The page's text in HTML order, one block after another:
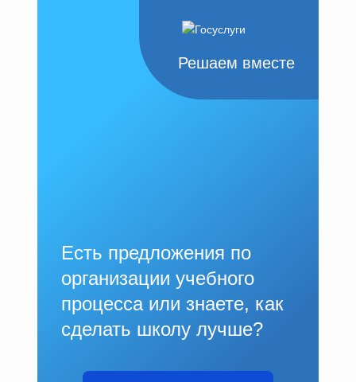
Решаем вместе
Есть предложения по
организации учебного
процесса или знаете, как
сделать школу лучше?